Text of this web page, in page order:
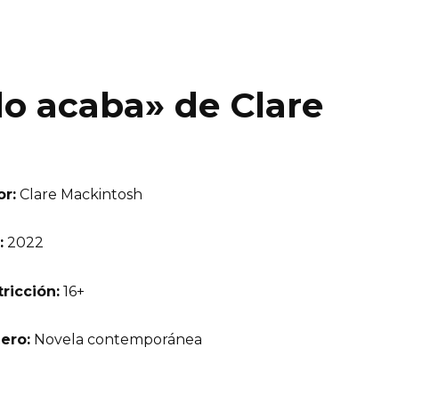
acaba» de Clare
Clare Mackintosh
2022
16+
Novela contemporánea